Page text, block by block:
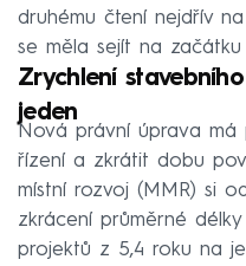
druhému čtení nejdřív
se měla sejít na začátku
Zrychlení
jeden
Nová právní úprava má
řízení a zkrátit dobu
místní rozvoj (MMR) si
zkrácení průměrné
projektů z 5,4 roku na